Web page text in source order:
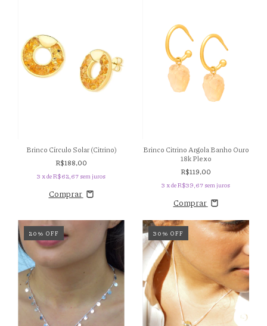
Brinco Círculo Solar (Citrino)
R$188,00
3 x deR$62,67 sem juros
Comprar
Brinco Citrino Argola Banho Ouro
18k Plexo
R$119,00
3 x deR$39,67 sem juros
Comprar
20 % OFF 30 % OFF